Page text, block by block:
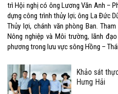
trì Hội nghị có ông Lương Văn Anh –
dựng công trình thủy lợi; ông La Đức
Thủy lợi, chánh văn phòng Ban.
Nông nghiệp và Môi trường, lãnh
phương trong lưu vực sông Hồng –
Khảo sát
Hưng Hải